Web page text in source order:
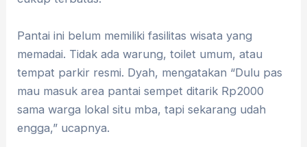
Pantai ini belum memiliki fasilitas wisata yang
memadai. Tidak ada warung, toilet umum, atau
tempat parkir resmi. Dyah, mengatakan “Dulu pas
mau masuk area pantai sempet ditarik Rp2000
sama warga lokal situ mba, tapi sekarang udah
engga,” ucapnya.